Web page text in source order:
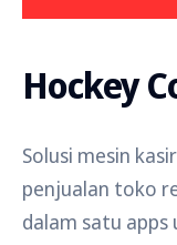
Hockey
Solusi mesin
penjualan toko
dalam satu apps